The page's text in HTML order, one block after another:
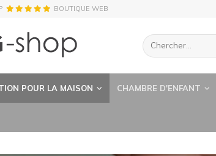
BOUTIQUE WEB
POUR LA MAISON CHAMBRE D'ENFANT